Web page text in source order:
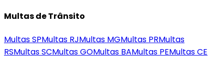
Multas de Trânsito
MultasSPMultas RJMultas MGMultas PRMultas
RSMultasSCMultasGOMultas BAMultas PEMultasCE